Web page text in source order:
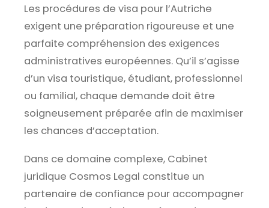
Les procédures de visa pour l’Autriche
exigent une préparation rigoureuse et une
parfaite compréhension des exigences
administratives européennes. Qu’il s’agisse
d’un visa touristique, étudiant, professionnel
ou familial, chaque demande doit être
soigneusement préparée afin de maximiser
les chances d’acceptation.
Dans ce domaine complexe, Cabinet
juridique Cosmos Legal constitue un
partenaire de confiance pour accompagner